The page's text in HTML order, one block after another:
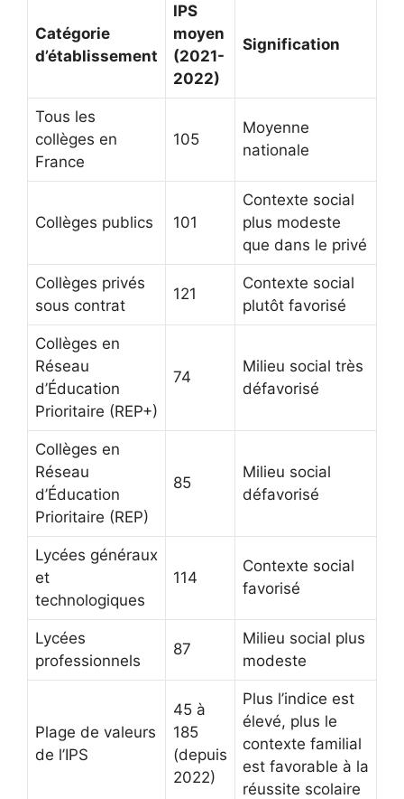
Catégorie
d’établissement
IPS
moyen
(2021-
2022)
Signification
Tous les
collèges en
France
105
Moyenne
nationale
Collèges publics 101
Contexte social
plus modeste
que dans le privé
Collèges privés
sous contrat
121
Contexte social
plutôt favorisé
Collèges en
Réseau
d’Éducation
Prioritaire (REP+)
74
Milieu social très
défavorisé
Collèges en
Réseau
d’Éducation
Prioritaire (REP)
85
Milieu social
défavorisé
Lycées généraux
et
technologiques
114
Contexte social
favorisé
Lycées
professionnels
87
Milieu social plus
modeste
Plage de valeurs
de l’IPS
45 à
185
(depuis
2022)
Plus l’indice est
élevé, plus le
contexte familial
est favorable à la
réussite scolaire